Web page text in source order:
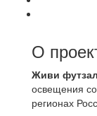
О
Живи
освещения
регионах